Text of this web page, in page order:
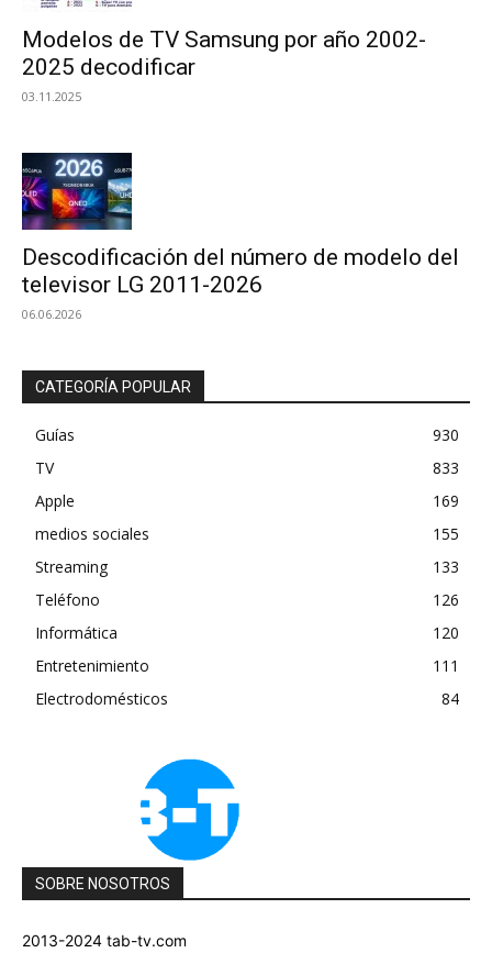
Modelos de TV Samsung por año 2002-
2025 decodificar
03.11.2025
Descodificación del número de modelo del
televisor LG 2011-2026
06.06.2026
CATEGORÍA POPULAR
Guías
930
TV
833
Apple
169
medios sociales
155
Streaming
133
Teléfono
126
Informática
120
Entretenimiento
111
Electrodomésticos
84
SOBRE NOSOTROS
2013-2024 tab-tv.com